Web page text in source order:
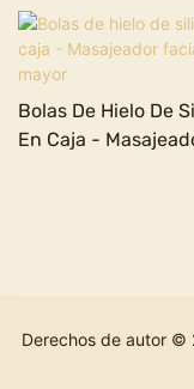
Bolas De Hielo De
En Caja -
Derechos de autor ©